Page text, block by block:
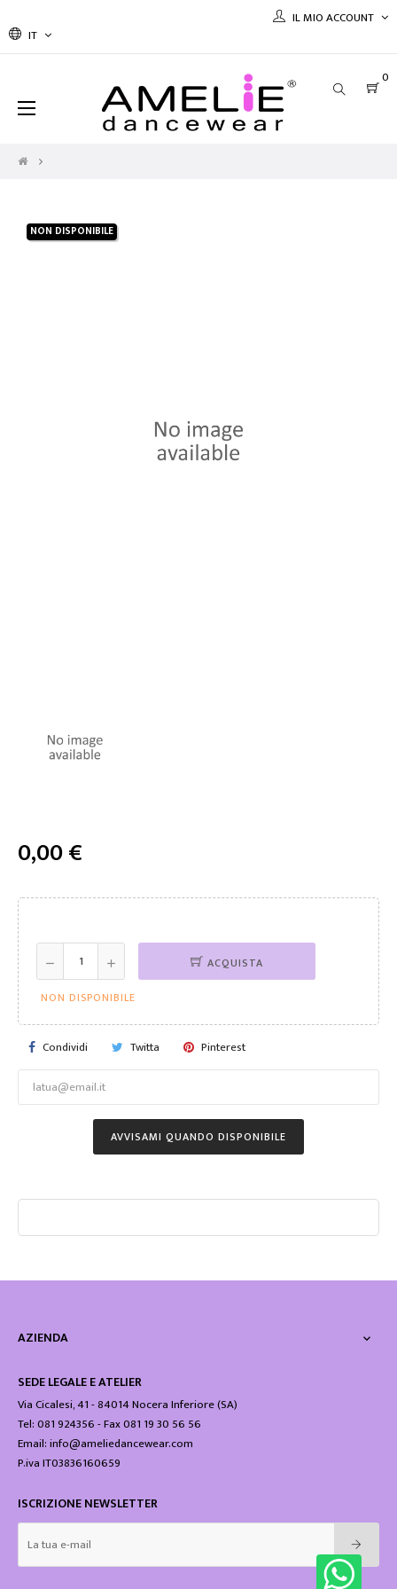
IT
IL MIO ACCOUNT
0
navigazione
Toggle
☰
NON DISPONIBILE
0,00 €
ACQUISTA
NON DISPONIBILE
Condividi Twitta Pinterest
AVVISAMI QUANDO DISPONIBILE
AZIENDA 
SEDE LEGALE E ATELIER
Via Cicalesi, 41 - 84014 Nocera Inferiore (SA)
Tel: 081 924356 - Fax 081 19 30 56 56
Email: info@ameliedancewear.com
P.iva IT03836160659
ISCRIZIONE NEWSLETTER